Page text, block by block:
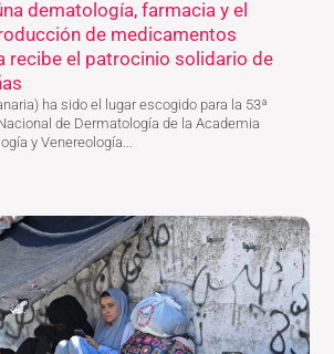
dematología, farmacia y el
de medicamentos
recibe el patrocinio solidario de
ha sido el lugar escogido para la 53ª
de Dermatología de la Academia
y Venereología...